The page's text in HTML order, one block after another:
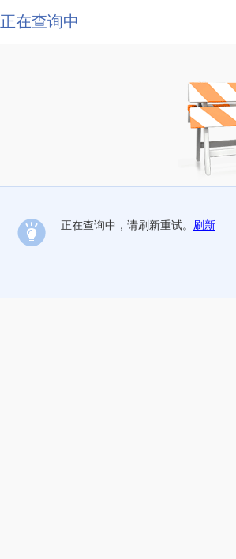
正在查询中
正在查询中，请刷新重试。 刷新